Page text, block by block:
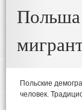
Польша
Польские
человек.